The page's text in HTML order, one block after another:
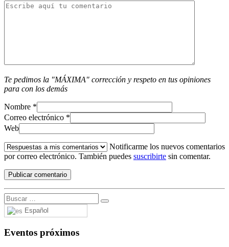
Te pedimos la "MÁXIMA" corrección y respeto en tus opiniones
para con los demás
Nombre *
Correo electrónico *
Web
Notificarme los nuevos comentarios
por correo electrónico. También puedes suscribirte sin comentar.
Español
Eventos próximos